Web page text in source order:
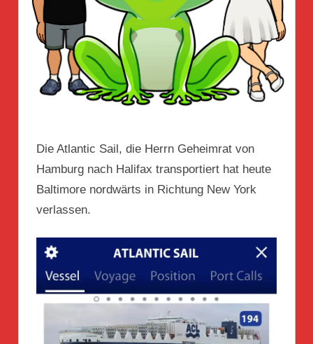
Die Atlantic Sail, die Herrn Geheimrat von
Hamburg nach Halifax transportiert hat heute
Baltimore nordwärts in Richtung New York
verlassen.